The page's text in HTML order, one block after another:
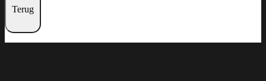
Terug